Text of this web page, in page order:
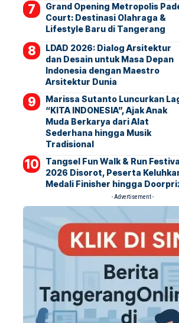
Grand Opening Metropolis
Court: Destinasi Olahraga &
Lifestyle Baru di Tangerang
LDAD 2026: Dialog Arsitektur
dan Desain untuk Masa Depan
Indonesia dengan Maestro
Arsitektur Dunia
Marissa Sutanto Luncurkan
“KITA INDONESIA”, Ajak Anak
Muda Berkarya dari Alat
Sederhana hingga Musik
Tradisional
Tangsel Fun Walk & Run
2026 Disorot, Peserta
Medali Finisher hingga
- Advertisement -